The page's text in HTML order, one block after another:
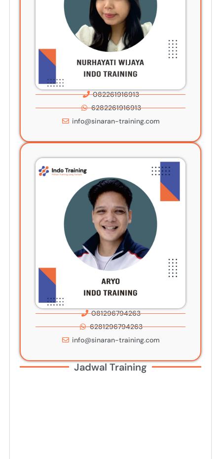
082261916913
6282261916913
info@sinaran-training.com
081296794263
6281296794263
info@sinaran-training.com
Jadwal Training